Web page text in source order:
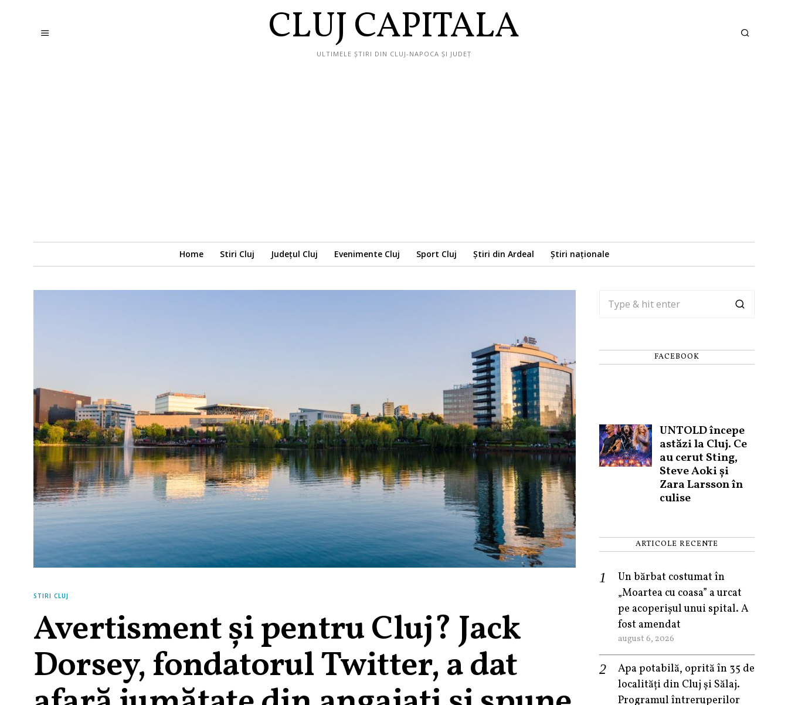
CLUJ CAPITALA
ULTIMELE ȘTIRI DIN CLUJ-NAPOCA ȘI JUDEȚ
Home Stiri Cluj Județul Cluj Evenimente Cluj Sport Cluj Știri din Ardeal Știri naționale
STIRI CLUJ
Avertisment și pentru Cluj? Jack
Dorsey, fondatorul Twitter, a dat
FACEBOOK
UNTOLD începe
astăzi la Cluj. Ce
au cerut Sting,
Steve Aoki și
Zara Larsson în
culise
ARTICOLE RECENTE
Un bărbat costumat în
„Moartea cu coasa” a urcat
pe acoperișul unui spital. A
fost amendat
august 6, 2026
Apa potabilă, oprită în 35 de
localități din Cluj și Sălaj.
Programul întreruperilor